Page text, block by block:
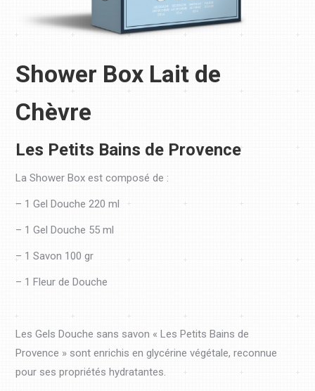
Shower Box Lait de
Chèvre
Les Petits Bains de Provence
La Shower Box est composé de :
– 1 Gel Douche 220 ml
– 1 Gel Douche 55 ml
– 1 Savon 100 gr
– 1 Fleur de Douche
Les Gels Douche sans savon « Les Petits Bains de
Provence » sont enrichis en glycérine végétale, reconnue
pour ses propriétés hydratantes.